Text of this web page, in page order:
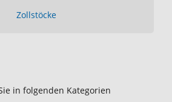
Zollstöcke
in folgenden Kategorien